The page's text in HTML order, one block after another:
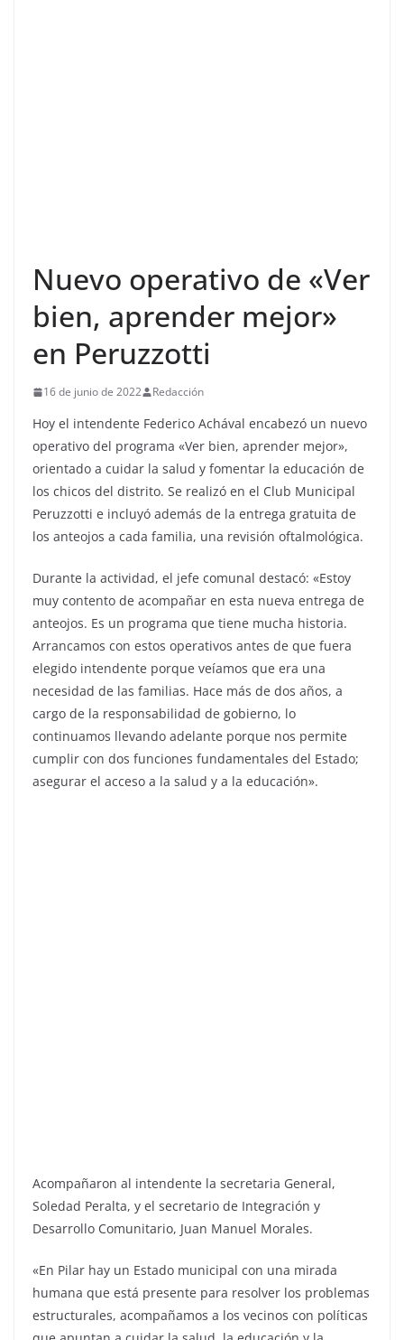
Nuevo operativo de «Ver
bien, aprender mejor»
en Peruzzotti
16 de junio de 2022 Redacción
Hoy el intendente Federico Achával encabezó un nuevo
operativo del programa «Ver bien, aprender mejor»,
orientado a cuidar la salud y fomentar la educación de
los chicos del distrito. Se realizó en el Club Municipal
Peruzzotti e incluyó además de la entrega gratuita de
los anteojos a cada familia, una revisión oftalmológica.
Durante la actividad, el jefe comunal destacó: «Estoy
muy contento de acompañar en esta nueva entrega de
anteojos. Es un programa que tiene mucha historia.
Arrancamos con estos operativos antes de que fuera
elegido intendente porque veíamos que era una
necesidad de las familias. Hace más de dos años, a
cargo de la responsabilidad de gobierno, lo
continuamos llevando adelante porque nos permite
cumplir con dos funciones fundamentales del Estado;
asegurar el acceso a la salud y a la educación».
Acompañaron al intendente la secretaria General,
Soledad Peralta, y el secretario de Integración y
Desarrollo Comunitario, Juan Manuel Morales.
«En Pilar hay un Estado municipal con una mirada
humana que está presente para resolver los problemas
estructurales, acompañamos a los vecinos con políticas